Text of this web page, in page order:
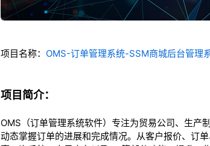
项目名称： OMS-订单管理系统-SSM商城后台管理
项目简介：
OMS（订单管理系统软件）专注为贸易公司、生产
动态掌握订单的进展和完成情况。从客户报价、订